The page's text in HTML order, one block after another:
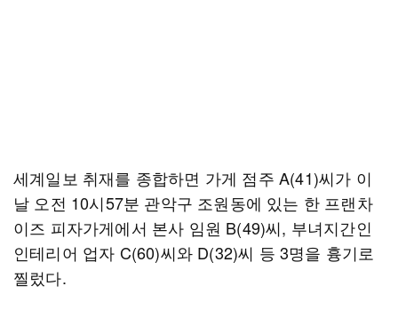
세계일보 취재를 종합하면 가게 점주 A(41)씨가 이
날 오전 10시57분 관악구 조원동에 있는 한 프랜차
이즈 피자가게에서 본사 임원 B(49)씨, 부녀지간인
인테리어 업자 C(60)씨와 D(32)씨 등 3명을 흉기로
찔렀다.